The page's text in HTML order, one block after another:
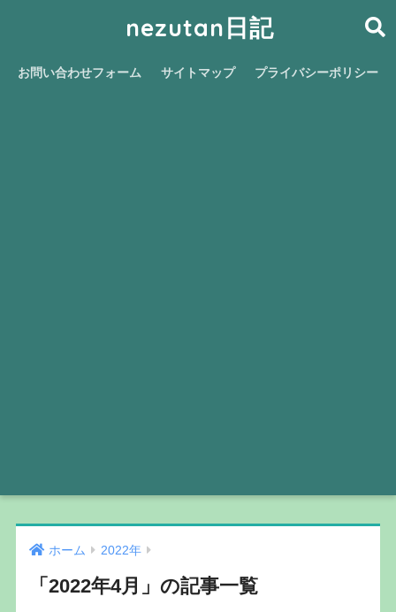
nezutan日記
お問い合わせフォーム サイトマップ プライバシーポリシー
ホーム 2022年
「2022年4月」の記事一覧